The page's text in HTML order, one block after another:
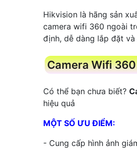
Hikvision là hãng sản
camera wifi 360 ngoài
định, dễ dàng lắp đặt và
Camera Wifi
Có thể bạn chưa biết?
hiệu quả
MỘT SỐ ƯU ĐIỂM:
- Cung cấp hình ảnh